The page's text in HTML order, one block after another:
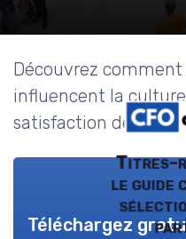
Découvrez
influencent la
satisfaction des
Titres-
le guide
Téléchargez